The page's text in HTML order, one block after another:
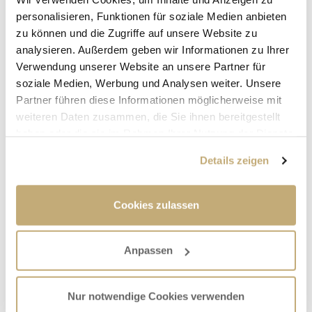
personalisieren, Funktionen für soziale Medien anbieten
zu können und die Zugriffe auf unsere Website zu
analysieren. Außerdem geben wir Informationen zu Ihrer
Verwendung unserer Website an unsere Partner für
soziale Medien, Werbung und Analysen weiter. Unsere
Partner führen diese Informationen möglicherweise mit
weiteren Daten zusammen, die Sie ihnen bereitgestellt
Details zeigen
Cookies zulassen
Anpassen
Nur notwendige Cookies verwenden